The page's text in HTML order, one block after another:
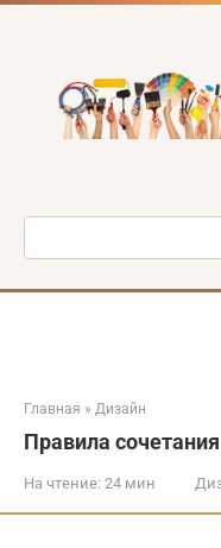
Перейти
Поиск:
Главная » Дизайн
Правила
На чтение: 24 мин